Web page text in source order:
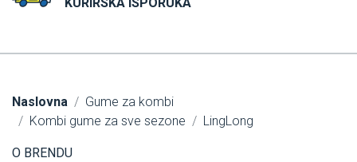
Naslovna
Gume za kombi
Kombi gume za sve sezone
LingLong
O BRENDU